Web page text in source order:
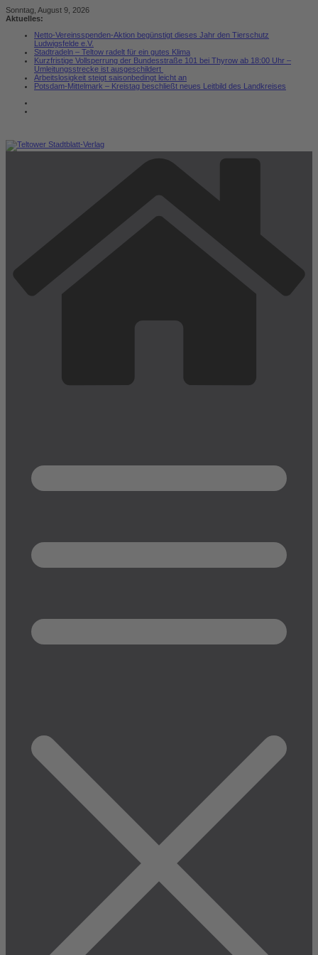
Zum
Inhalt
Sonntag, August 9, 2026
Aktuelles:
Netto-Vereinsspenden-Aktion begünstigt dieses Jahr den Tierschutz
Ludwigsfelde e.V.
Stadtradeln – Teltow radelt für ein gutes Klima
Kurzfristige Vollsperrung der Bundesstraße 101 bei Thyrow ab 18:00 Uhr –
Umleitungsstrecke ist ausgeschildert
Arbeitslosigkeit steigt saisonbedingt leicht an
Potsdam-Mittelmark – Kreistag beschließt neues Leitbild des Landkreises